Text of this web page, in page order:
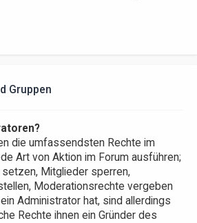
Gruppen
die umfassendsten Rechte im
Art von Aktion im Forum ausführen;
setzen, Mitglieder sperren,
Moderationsrechte vergeben
Administrator hat, sind allerdings
Rechte ihnen ein Gründer des